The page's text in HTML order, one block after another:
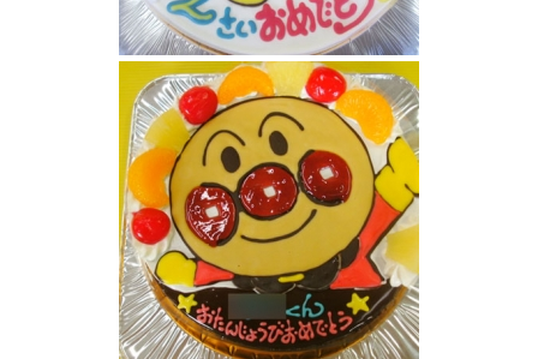
アンパンマンケーキ